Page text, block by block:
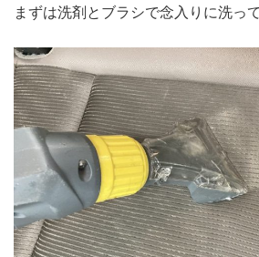
まずは洗剤とブラシで念入りに洗っ